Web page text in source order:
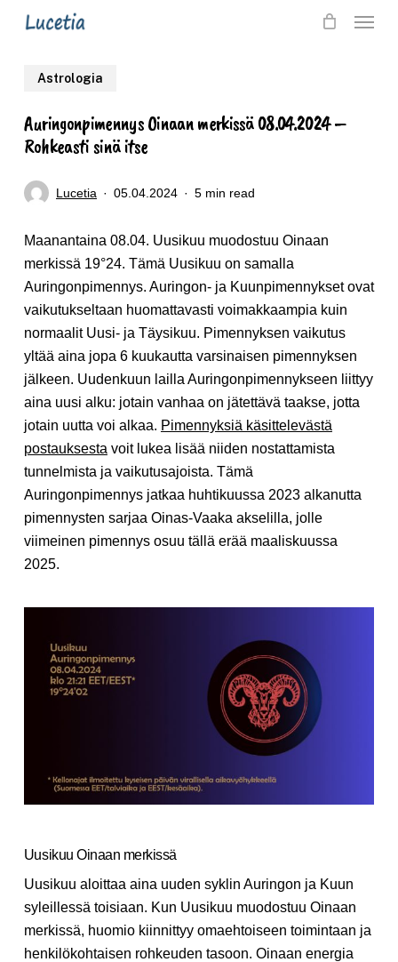
content
Menu
Astrologia
Auringonpimennys Oinaan merkissä 08.04.2024 –
Rohkeasti sinä itse
Lucetia 05.04.2024 5 min read
Maanantaina 08.04. Uusikuu muodostuu Oinaan
merkissä 19°24. Tämä Uusikuu on samalla
Auringonpimennys. Auringon- ja Kuunpimennykset ovat
vaikutukseltaan huomattavasti voimakkaampia kuin
normaalit Uusi- ja Täysikuu. Pimennyksen vaikutus
yltää aina jopa 6 kuukautta varsinaisen pimennyksen
jälkeen. Uudenkuun lailla Auringonpimennykseen liittyy
aina uusi alku: jotain vanhaa on jätettävä taakse, jotta
jotain uutta voi alkaa. Pimennyksiä käsittelevästä
postauksesta voit lukea lisää niiden nostattamista
tunnelmista ja vaikutusajoista. Tämä
Auringonpimennys jatkaa huhtikuussa 2023 alkanutta
pimennysten sarjaa Oinas-Vaaka akselilla, jolle
viimeinen pimennys osuu tällä erää maaliskuussa
2025.
Uusikuu Oinaan merkissä
Uusikuu aloittaa aina uuden syklin Auringon ja Kuun
syleillessä toisiaan. Kun Uusikuu muodostuu Oinaan
merkissä, huomio kiinnittyy omaehtoiseen toimintaan ja
henkilökohtaisen rohkeuden tasoon. Oinaan energia